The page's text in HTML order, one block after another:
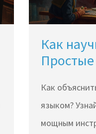
объяснить:
как кажется.
Как
Как
языком?
мощным